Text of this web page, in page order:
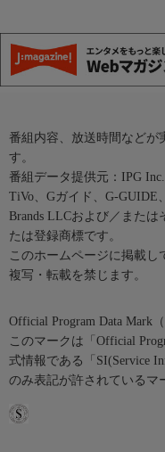
番組内容、放送時間などが
す。
番組データ提供元：IPG Inc.
TiVo、Gガイド、G-GUIDE
Brands LLCおよび／また
たは登録商標です。
このホームページに掲載
複写・転載を禁じます。
Official Program Data Mark
このマークは「Official
式情報である「SI(Service
のみ表記が許されているマ